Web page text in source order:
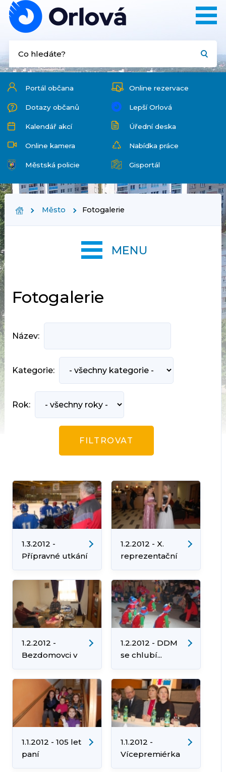
Portál občana Online rezervace
Dotazy občanů Lepší Orlová
Kalendář akcí Úřední deska
Online kamera Nabídka práce
Městská policie Gisportál
Město Fotogalerie
Fotogalerie
Název:
Kategorie:
Rok:
1.3.2012 -
Přípravné utkání
HC Orlová s
druholigovou
Opavou
1.2.2012 - X.
reprezentační
ples města
1.2.2012 -
Bezdomovci v
krutých mrazech
1.2.2012 - DDM
se chlubí...
1.1.2012 - 105 let
paní
Moldrzykové
1.1.2012 -
Vícepremiérka
vlády České
MENU